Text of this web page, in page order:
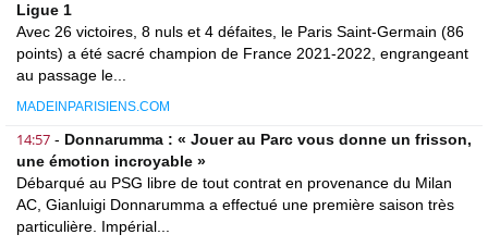
Ligue 1
Avec 26 victoires, 8 nuls et 4 défaites, le Paris Saint-Germain (86
points) a été sacré champion de France 2021-2022, engrangeant
au passage le...
MADEINPARISIENS.COM
14:57 - Donnarumma : « Jouer au Parc vous donne un frisson,
une émotion incroyable »
Débarqué au PSG libre de tout contrat en provenance du Milan
AC, Gianluigi Donnarumma a effectué une première saison très
particulière. Impérial...